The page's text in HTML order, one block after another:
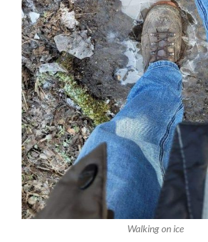
Walking on ice